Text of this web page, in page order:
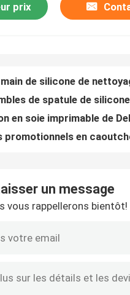
de silicone
de gâteau
prix
un message
vous rappellerons bientôt!